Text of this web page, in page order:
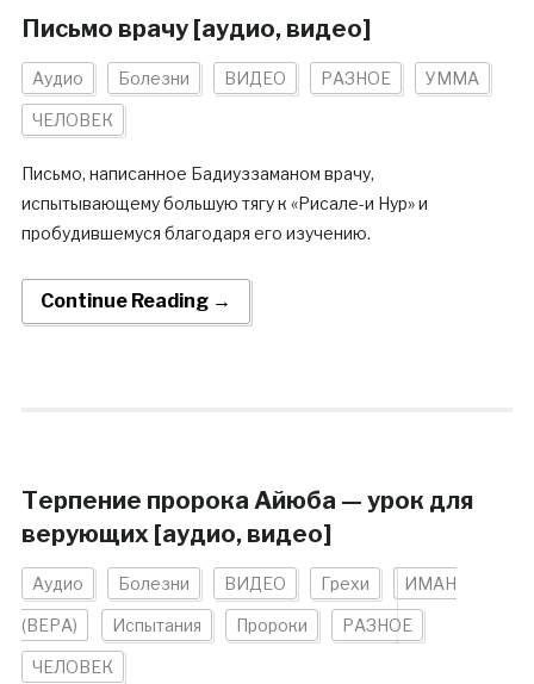
Письмо врачу [аудио, видео]
Аудио Болезни ВИДЕО РАЗНОЕ УММА
ЧЕЛОВЕК
Письмо, написанное Бадиуззаманом врачу,
испытывающему большую тягу к «Рисале-и Нур» и
пробудившемуся благодаря его изучению.
Continue Reading →
Терпение пророка Айюба — урок для
верующих [аудио, видео]
Аудио Болезни ВИДЕО Грехи ИМАН
(ВЕРА) Испытания Пророки РАЗНОЕ
ЧЕЛОВЕК